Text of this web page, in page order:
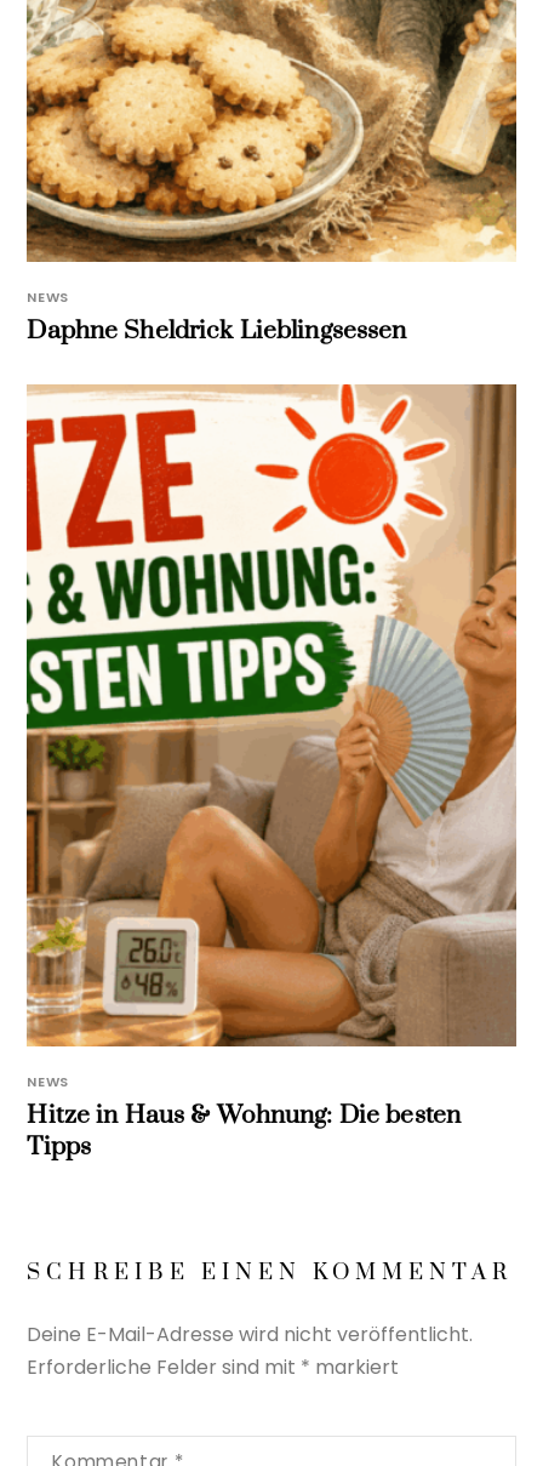
NEWS
Daphne Sheldrick Lieblingsessen
NEWS
Hitze in Haus & Wohnung: Die besten
Tipps
SCHREIBE EINEN KOMMENTAR
Deine E-Mail-Adresse wird nicht veröffentlicht.
Erforderliche Felder sind mit * markiert